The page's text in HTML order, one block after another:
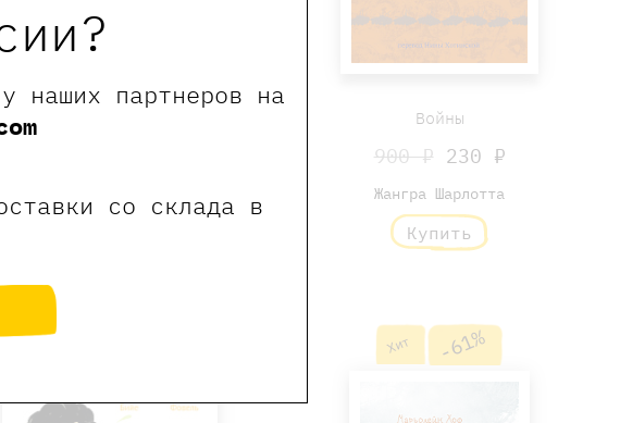
наших партнеров на
со склада в
Девочка с косичками Войны
900 ₽ 230 ₽
Жангра Шарлотта
Купить
Хит -61%